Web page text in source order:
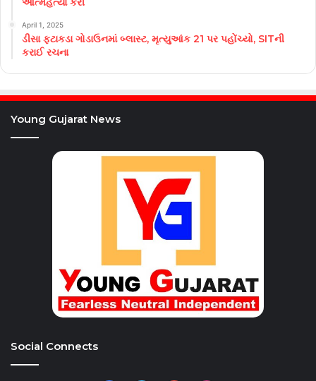
April 1, 2025
ડીસા ફટાકડા ગોડાઉનમાં બ્લાસ્ટ, મૃત્યુઆંક 21 પર પહોંચ્યો, SITની
કરાઈ રચના
Young Gujarat News
Social Connects